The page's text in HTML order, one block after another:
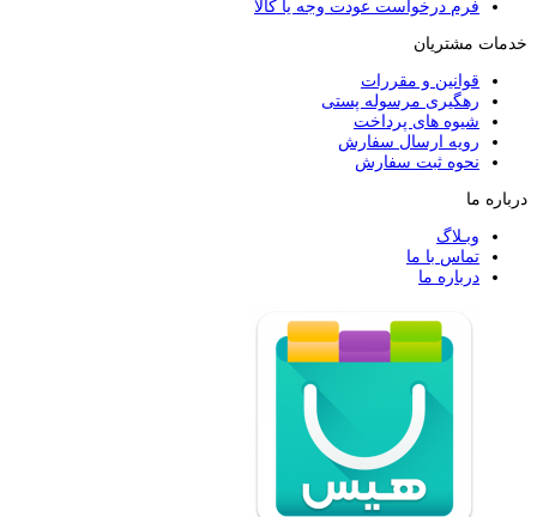
فرم درخواست عودت وجه یا کالا
خدمات مشتریان
قوانین و مقررات
رهگیری مرسوله پستی
شیوه های پرداخت
رویه ارسال سفارش
نحوه ثبت سفارش
درباره ما
وبـلاگ
تماس با ما
درباره ما